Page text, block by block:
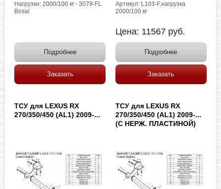
Нагрузки: 2000/100 кг - 3078-FL
Bosal
Подробнее
Заказать
Артикул: L103-F,нагрузка
2000/100 кг
Цена: 11567 руб.
Подробнее
Заказать
ТСУ для LEXUS RX
270/350/450 (AL1) 2009-...
ТСУ для LEXUS RX
270/350/450 (AL1) 2009-...
(С НЕРЖ. ПЛАСТИНОЙ)